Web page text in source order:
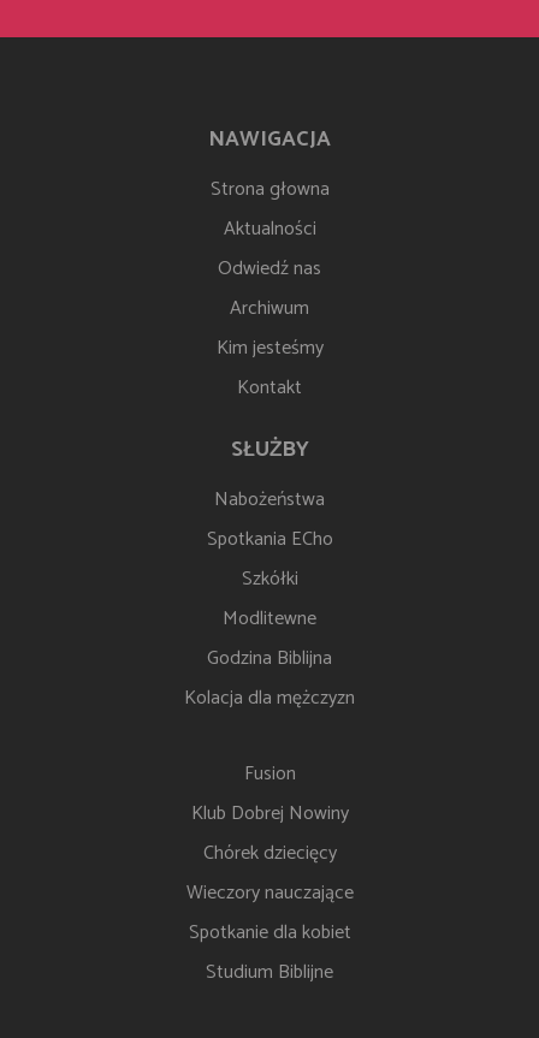
NAWIGACJA
Strona głowna
Aktualności
Odwiedź nas
Archiwum
Kim jesteśmy
Kontakt
SŁUŻBY
Nabożeństwa
Spotkania ECho
Szkółki
Modlitewne
Godzina Biblijna
Kolacja dla mężczyzn
Fusion
Klub Dobrej Nowiny
Chórek dziecięcy
Wieczory nauczające
Spotkanie dla kobiet
Studium Biblijne